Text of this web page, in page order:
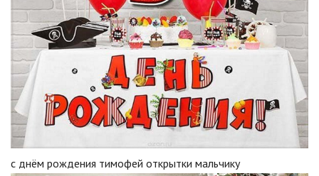
с днём рождения тимофей открытки мальчику